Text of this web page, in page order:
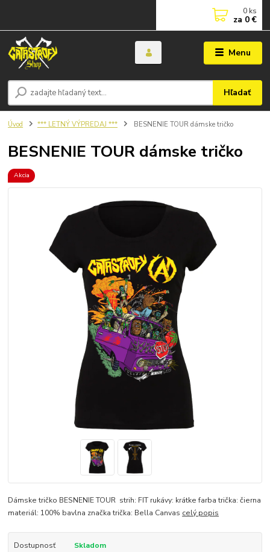
Menu
Hľadať
0 ks
za 0 €
Úvod *** LETNÝ VÝPREDAJ *** BESNENIE TOUR dámske tričko
BESNENIE TOUR dámske tričko
Akcia
Dámske tričko BESNENIE TOUR strih: FIT rukávy: krátke farba trička: čierna
materiál: 100% bavlna značka trička: Bella Canvas celý popis
Dostupnosť
Skladom